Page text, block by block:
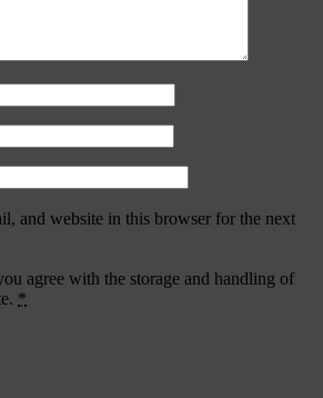
and website in this browser for the next
agree with the storage and handling of
*